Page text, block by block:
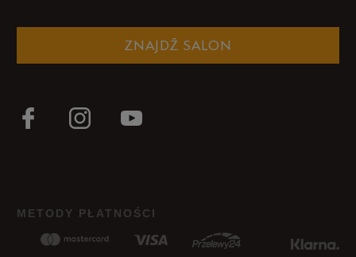
ZNAJDŹ SALON
METODY PŁATNOŚCI